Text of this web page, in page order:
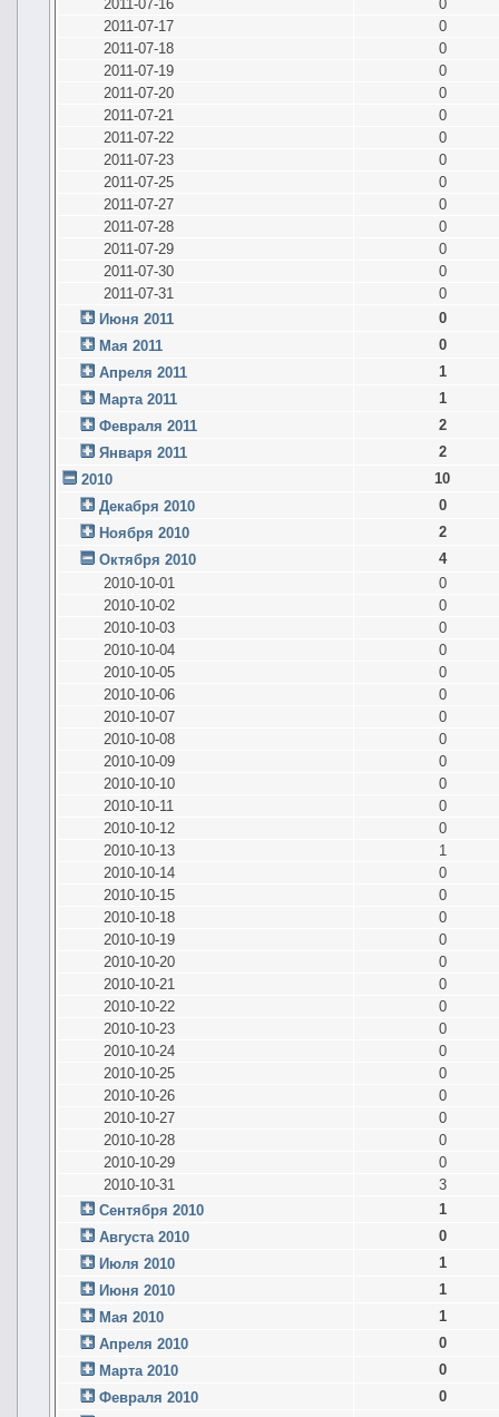
2011-07-16
0
2011-07-17
0
2011-07-18
0
2011-07-19
0
2011-07-20
0
2011-07-21
0
2011-07-22
0
2011-07-23
0
2011-07-25
0
2011-07-27
0
2011-07-28
0
2011-07-29
0
2011-07-30
0
2011-07-31
0
Июня 2011
0
Мая 2011
0
Апреля 2011
1
Марта 2011
1
Февраля 2011
2
Января 2011
2
2010
10
Декабря 2010
0
Ноября 2010
2
Октября 2010
4
2010-10-01
0
2010-10-02
0
2010-10-03
0
2010-10-04
0
2010-10-05
0
2010-10-06
0
2010-10-07
0
2010-10-08
0
2010-10-09
0
2010-10-10
0
2010-10-11
0
2010-10-12
0
2010-10-13
1
2010-10-14
0
2010-10-15
0
2010-10-18
0
2010-10-19
0
2010-10-20
0
2010-10-21
0
2010-10-22
0
2010-10-23
0
2010-10-24
0
2010-10-25
0
2010-10-26
0
2010-10-27
0
2010-10-28
0
2010-10-29
0
2010-10-31
3
Сентября 2010
1
Августа 2010
0
Июля 2010
1
Июня 2010
1
Мая 2010
1
Апреля 2010
0
Марта 2010
0
Февраля 2010
0